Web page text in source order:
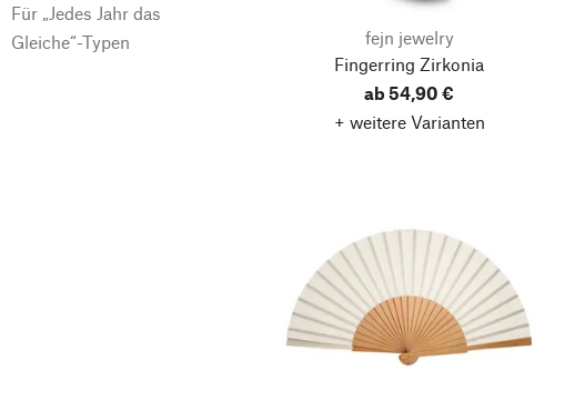
Schmuck
Backzutaten
Für „Jedes Jahr das
Gleiche“-Typen
fejn jewelry
Fingerring Zirkonia
ab 54,90 €
+ weitere Varianten